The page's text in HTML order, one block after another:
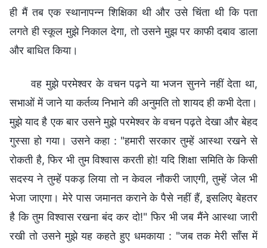
ही मैं तब एक स्थानापन्न शिक्षिका थी और उसे चिंता थी कि पता
लगते ही स्कूल मुझे निकाल देगा, तो उसने मुझ पर काफी दबाव डाला
और बाधित किया।
वह मुझे परमेश्वर के वचन पढ़ने या भजन सुनने नहीं देता था,
सभाओं में जाने या कर्तव्य निभाने की अनुमति तो शायद ही कभी देता।
मुझे याद है एक बार उसने मुझे परमेश्वर के वचन पढ़ते देखा और बेहद
गुस्सा हो गया। उसने कहा : "हमारी सरकार तुम्हें आस्था रखने से
रोकती है, फिर भी तुम विश्वास करती हो! यदि शिक्षा समिति के किसी
सदस्य ने तुम्हें पकड़ लिया तो न केवल नौकरी जाएगी, तुम्हें जेल भी
भेजा जाएगा। मेरे पास जमानत कराने के पैसे नहीं हैं, इसलिए बेहतर
है कि तुम विश्वास रखना बंद कर दो!" फिर भी जब मैंने आस्था जारी
रखी तो उसने मुझे यह कहते हुए धमकाया : "जब तक मेरी साँस में